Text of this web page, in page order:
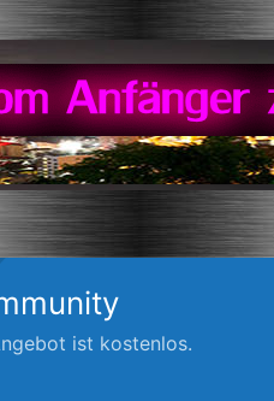
ist kostenlos.